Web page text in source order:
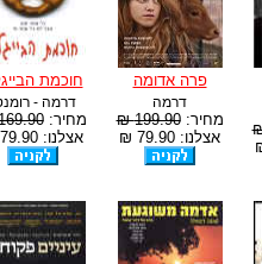
פרה אדומה
דרמה
מחיר:199.90 ₪
אצלנו: 79.90 ₪
חוכמת
דרמה -
מחיר:₪
אצלנו: 79.90 ₪